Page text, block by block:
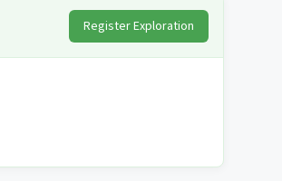
Register Exploration